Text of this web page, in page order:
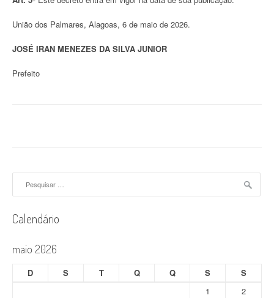
União dos Palmares, Alagoas, 6 de maio de 2026.
JOSÉ IRAN MENEZES DA SILVA JUNIOR
Prefeito
Calendário
maio 2026
D S T Q Q S
S
1
2